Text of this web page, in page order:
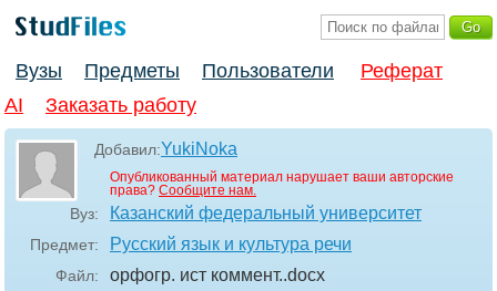
Вузы Предметы Пользователи
Реферат
AI
Заказать работу
Добавил:YukiNoka
Опубликованный материал нарушает ваши авторские
права? Сообщите нам.
Вуз: Казанский федеральный университет
Предмет: Русский язык и культура речи
Файл: орфогр. ист коммент..docx